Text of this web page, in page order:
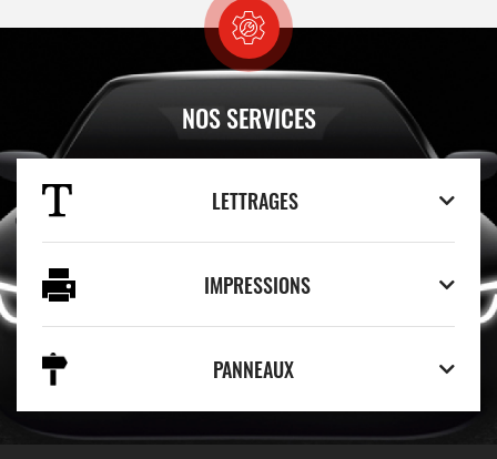
NOS SERVICES
LETTRAGES
IMPRESSIONS
PANNEAUX